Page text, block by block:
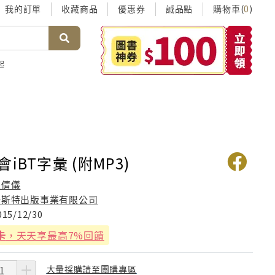
我的訂單 收藏商品 優惠券 誠品點 購物車(0)
iBT字彙 (附MP3)
儀
特出版事業有限公司
12/30
，天天享最高7%回饋
大量採購請至團購專區